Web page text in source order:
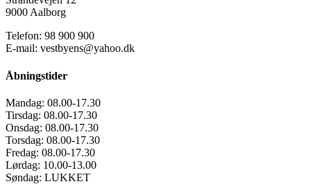
9000 Aalborg
Telefon: 98 900 900
E-mail: vestbyens@yahoo.dk
Åbningstider
Mandag: 08.00-17.30
Tirsdag: 08.00-17.30
Onsdag: 08.00-17.30
Torsdag: 08.00-17.30
Fredag: 08.00-17.30
Lørdag: 10.00-13.00
Søndag: LUKKET